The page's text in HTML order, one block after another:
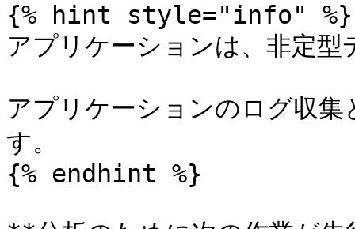
{% hint style="info" %}
アプリケーションは、非定
アプリケーションのログ収
す。
{% endhint %}